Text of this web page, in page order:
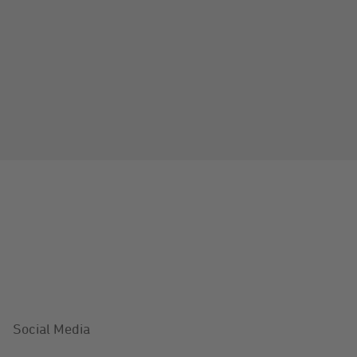
Social Media